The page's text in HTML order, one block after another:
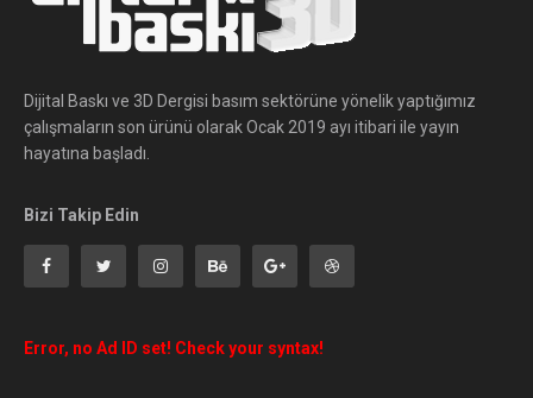
Dijital Baskı ve 3D Dergisi basım sektörüne yönelik yaptığımız
çalışmaların son ürünü olarak Ocak 2019 ayı itibari ile yayın
hayatına başladı.
Bizi Takip Edin
Error, no Ad ID set! Check your syntax!